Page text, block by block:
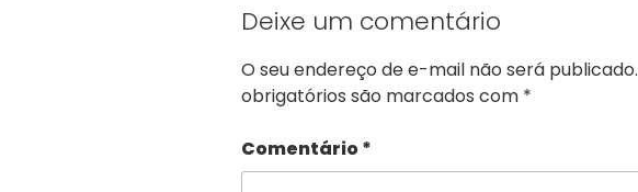
Deixe um comentário
O seu endereço de e-mail não será publicado.
obrigatórios são marcados com *
Comentário*